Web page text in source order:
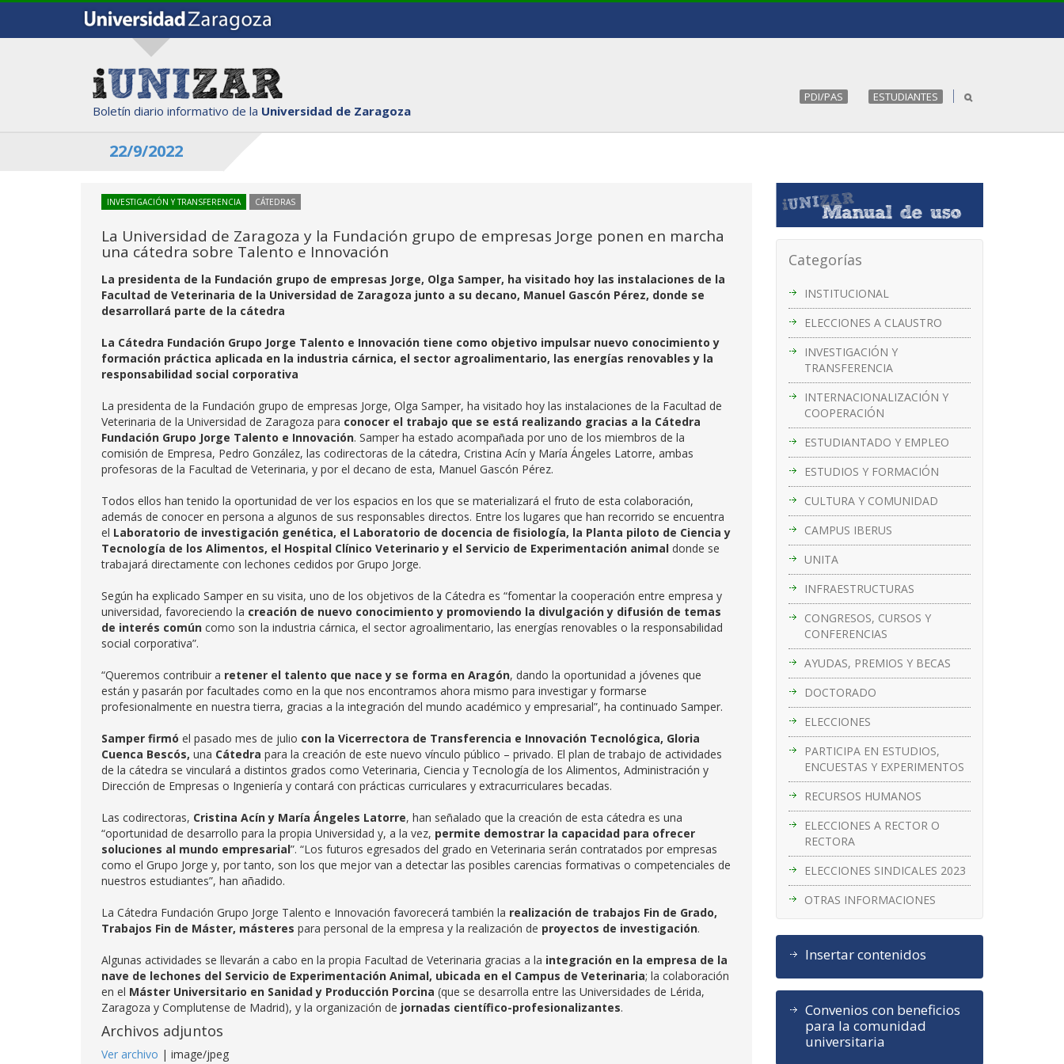
Boletín diario informativo de la Universidad de Zaragoza
PDI/PAS ESTUDIANTES
22/9/2022
Categorías
INSTITUCIONAL
ELECCIONES A CLAUSTRO
INVESTIGACIÓN Y
TRANSFERENCIA
INTERNACIONALIZACIÓN Y
COOPERACIÓN
ESTUDIANTADO Y EMPLEO
ESTUDIOS Y FORMACIÓN
CULTURA Y COMUNIDAD
CAMPUS IBERUS
UNITA
INFRAESTRUCTURAS
CONGRESOS, CURSOS Y
CONFERENCIAS
AYUDAS, PREMIOS Y BECAS
DOCTORADO
ELECCIONES
PARTICIPA EN ESTUDIOS,
ENCUESTAS Y EXPERIMENTOS
RECURSOS HUMANOS
ELECCIONES A RECTOR O
RECTORA
ELECCIONES SINDICALES 2023
OTRAS INFORMACIONES
Insertar contenidos
Convenios con beneficios
para la comunidad
universitaria
INVESTIGACIÓN Y TRANSFERENCIA CÁTEDRAS
La Universidad de Zaragoza y la Fundación grupo de empresas Jorge ponen en marcha
una cátedra sobre Talento e Innovación
La presidenta de la Fundación grupo de empresas Jorge, Olga Samper, ha visitado hoy las instalaciones de la
Facultad de Veterinaria de la Universidad de Zaragoza junto a su decano, Manuel Gascón Pérez, donde se
desarrollará parte de la cátedra
La Cátedra Fundación Grupo Jorge Talento e Innovación tiene como objetivo impulsar nuevo conocimiento y
formación práctica aplicada en la industria cárnica, el sector agroalimentario, las energías renovables y la
responsabilidad social corporativa
La presidenta de la Fundación grupo de empresas Jorge, Olga Samper, ha visitado hoy las instalaciones de la Facultad de
Veterinaria de la Universidad de Zaragoza para conocer el trabajo que se está realizando gracias a la Cátedra
Fundación Grupo Jorge Talento e Innovación. Samper ha estado acompañada por uno de los miembros de la
comisión de Empresa, Pedro González, las codirectoras de la cátedra, Cristina Acín y María Ángeles Latorre, ambas
profesoras de la Facultad de Veterinaria, y por el decano de esta, Manuel Gascón Pérez.
Todos ellos han tenido la oportunidad de ver los espacios en los que se materializará el fruto de esta colaboración,
además de conocer en persona a algunos de sus responsables directos. Entre los lugares que han recorrido se encuentra
el Laboratorio de investigación genética, el Laboratorio de docencia de fisiología, la Planta piloto de Ciencia y
Tecnología de los Alimentos, el Hospital Clínico Veterinario y el Servicio de Experimentación animal donde se
trabajará directamente con lechones cedidos por Grupo Jorge.
Según ha explicado Samper en su visita, uno de los objetivos de la Cátedra es “fomentar la cooperación entre empresa y
universidad, favoreciendo la creación de nuevo conocimiento y promoviendo la divulgación y difusión de temas
de interés común como son la industria cárnica, el sector agroalimentario, las energías renovables o la responsabilidad
social corporativa”.
“Queremos contribuir a retener el talento que nace y se forma en Aragón, dando la oportunidad a jóvenes que
están y pasarán por facultades como en la que nos encontramos ahora mismo para investigar y formarse
profesionalmente en nuestra tierra, gracias a la integración del mundo académico y empresarial”, ha continuado Samper.
Samper firmó el pasado mes de julio con la Vicerrectora de Transferencia e Innovación Tecnológica, Gloria
Cuenca Bescós, una Cátedra para la creación de este nuevo vínculo público – privado. El plan de trabajo de actividades
de la cátedra se vinculará a distintos grados como Veterinaria, Ciencia y Tecnología de los Alimentos, Administración y
Dirección de Empresas o Ingeniería y contará con prácticas curriculares y extracurriculares becadas.
Las codirectoras, Cristina Acín y María Ángeles Latorre, han señalado que la creación de esta cátedra es una
“oportunidad de desarrollo para la propia Universidad y, a la vez, permite demostrar la capacidad para ofrecer
soluciones al mundo empresarial”. “Los futuros egresados del grado en Veterinaria serán contratados por empresas
como el Grupo Jorge y, por tanto, son los que mejor van a detectar las posibles carencias formativas o competenciales de
nuestros estudiantes”, han añadido.
La Cátedra Fundación Grupo Jorge Talento e Innovación favorecerá también la realización de trabajos Fin de Grado,
Trabajos Fin de Máster, másteres para personal de la empresa y la realización de proyectos de investigación.
Algunas actividades se llevarán a cabo en la propia Facultad de Veterinaria gracias a la integración en la empresa de la
nave de lechones del Servicio de Experimentación Animal, ubicada en el Campus de Veterinaria; la colaboración
en el Máster Universitario en Sanidad y Producción Porcina (que se desarrolla entre las Universidades de Lérida,
Zaragoza y Complutense de Madrid), y la organización de jornadas científico-profesionalizantes.
Archivos adjuntos
Ver archivo | image/jpeg